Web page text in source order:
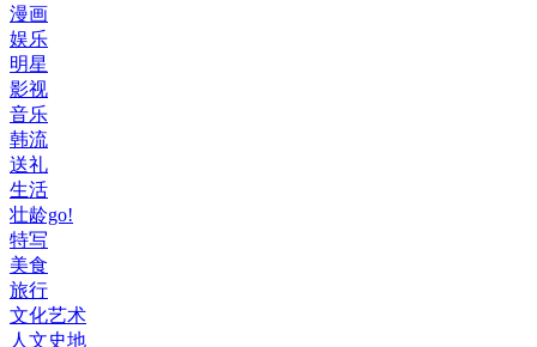
漫画
娱乐
明星
影视
音乐
韩流
送礼
生活
壮龄go!
特写
美食
旅行
文化艺术
人文史地